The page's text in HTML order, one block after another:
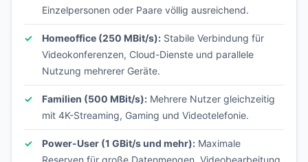
Einzelpersonen oder Paare völlig ausreichend.
Homeoffice (250 MBit/s): Stabile Verbindung für
Videokonferenzen, Cloud-Dienste und parallele
Nutzung mehrerer Geräte.
Familien (500 MBit/s): Mehrere Nutzer gleichzeitig
mit 4K-Streaming, Gaming und Videotelefonie.
Power-User (1 GBit/s und mehr): Maximale
Reserven für große Datenmengen, Videobearbeitung